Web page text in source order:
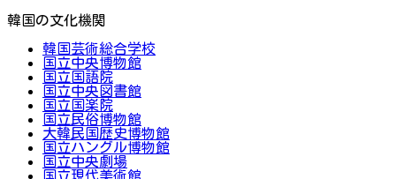
韓国の文化機関
韓国芸術総合学校
国立中央博物館
国立国語院
国立中央図書館
国立国楽院
国立民俗博物館
大韓民国歴史博物館
国立ハングル博物館
国立中央劇場
国立現代美術館